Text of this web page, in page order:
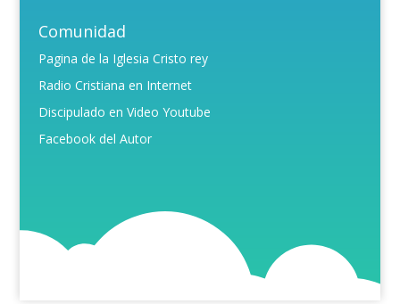
Comunidad
Pagina de la Iglesia Cristo rey
Radio Cristiana en Internet
Discipulado en Video Youtube
Facebook del Autor